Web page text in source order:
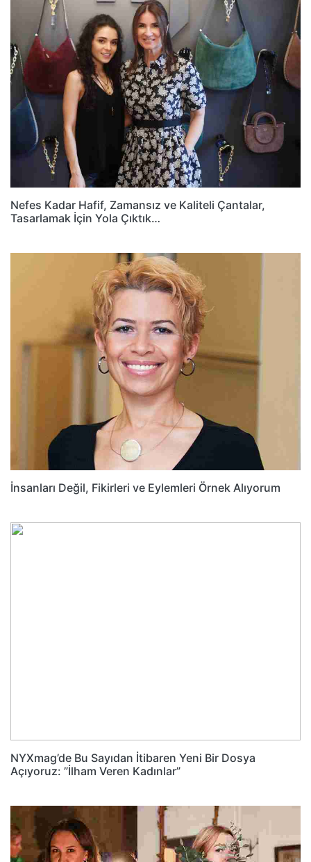
Nefes Kadar Hafif, Zamansız ve Kaliteli Çantalar,
Tasarlamak İçin Yola Çıktık…
İnsanları Değil, Fikirleri ve Eylemleri Örnek Alıyorum
NYXmag’de Bu Sayıdan İtibaren Yeni Bir Dosya
Açıyoruz: ”İlham Veren Kadınlar”